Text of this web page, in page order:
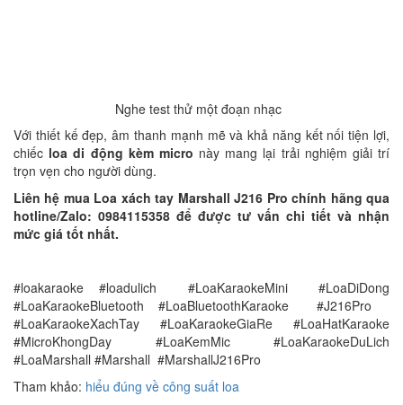
Nghe test thử một đoạn nhạc
Với thiết kế đẹp, âm thanh mạnh mẽ và khả năng kết nối tiện lợi,
chiếc loa di động kèm micro này mang lại trải nghiệm giải trí
trọn vẹn cho người dùng.
Liên hệ mua Loa xách tay Marshall J216 Pro chính hãng qua
hotline/Zalo: 0984115358 để được tư vấn chi tiết và nhận
mức giá tốt nhất.
#loakaraoke #loadulich #LoaKaraokeMini #LoaDiDong
#LoaKaraokeBluetooth #LoaBluetoothKaraoke #J216Pro
#LoaKaraokeXachTay #LoaKaraokeGiaRe #LoaHatKaraoke
#MicroKhongDay #LoaKemMic #LoaKaraokeDuLich
#LoaMarshall #Marshall #MarshallJ216Pro
Tham khảo: hiểu đúng về công suất loa